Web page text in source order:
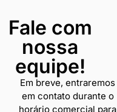
Fale com
nossa
equipe!
Em breve, entraremos
em contato durante o
horário comercial para